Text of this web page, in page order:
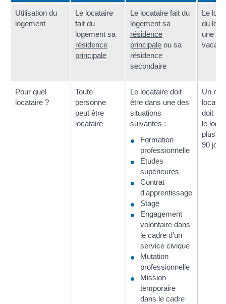
Utilisation du
logement
Le locataire
fait du
logement sa
résidence
principale
Le locataire fait du
logement sa
résidence
principale ou sa
résidence
secondaire
Le
du
une
Pour quel
locataire ?
Toute
personne
peut être
locataire
Le locataire doit
être dans une des
situations
suivantes :
Formation
professionnelle
Études
supérieures
Contrat
d'apprentissage
Stage
Engagement
volontaire dans
le cadre d'un
service civique
Mutation
professionnelle
Mission
temporaire
dans le cadre
Un
doit
le
plus de
90